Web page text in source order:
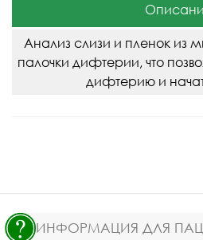
Анализ слизи и пленок из
палочки дифтерии, что
дифтерию и
ИНФОРМАЦИЯ ДЛЯ